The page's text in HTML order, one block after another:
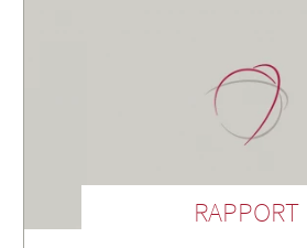
RAPPORT